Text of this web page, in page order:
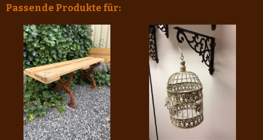
Passende Produkte für: